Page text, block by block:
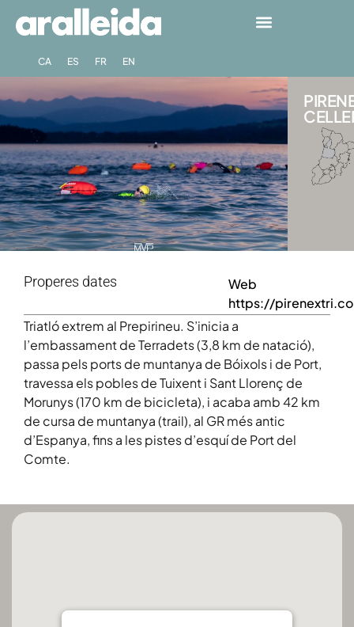
CA ES FR EN
Properes dates
Web
https://
Triatló extrem al Prepirineu. S’inicia a
l’embassament de Terradets (3,8 km de natació),
passa pels ports de muntanya de Bóixols i de Port,
travessa els pobles de Tuixent i Sant Llorenç de
Morunys (170 km de bicicleta), i acaba amb 42 km
de cursa de muntanya (trail), al GR més antic
d’Espanya, fins a les pistes d’esquí de Port del
Comte.